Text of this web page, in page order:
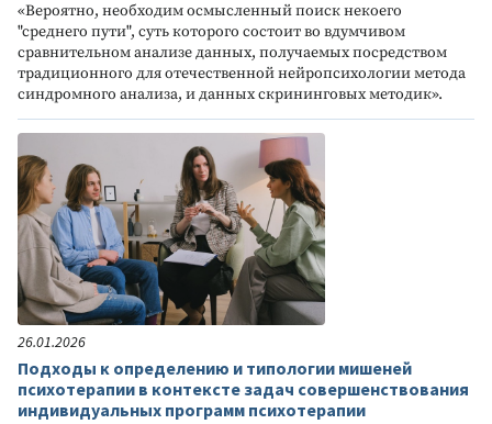
«Вероятно, необходим осмысленный поиск некоего
"среднего пути", суть которого состоит во вдумчивом
сравнительном анализе данных, получаемых посредством
традиционного для отечественной нейропсихологии метода
синдромного анализа, и данных скрининговых методик».
26.01.2026
Подходы к определению и типологии мишеней
психотерапии в контексте задач совершенствования
индивидуальных программ психотерапии